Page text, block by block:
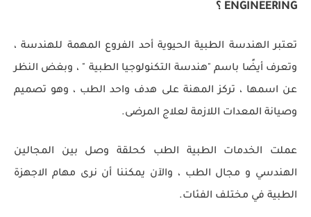
ENGINEERING ؟
تعتبر الهندسة الطبية الحيوية أحد الفروع المهمة للهندسة ،
وتعرف أيضًا باسم "هندسة التكنولوجيا الطبية " ، وبغض النظر
عن اسمها ، تركز المهنة على هدف واحد الطب ، وهو تصميم
وصيانة المعدات اللازمة لعلاج المرضى.
عملت الخدمات الطبية الطب كحلقة وصل بين المجالين
الهندسي و مجال الطب ، والآن يمكننا أن نرى مهام الاجهزة
الطبية في مختلف الفئات.